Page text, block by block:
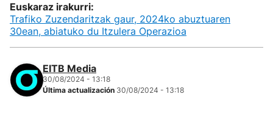
Euskaraz irakurri:
Trafiko Zuzendaritzak gaur, 2024ko abuztuaren
30ean, abiatuko du Itzulera Operazioa
EITB Media
30/08/2024 - 13:18
Última actualización 30/08/2024 - 13:18